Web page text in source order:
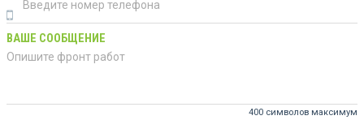
ВАШЕ СООБЩЕНИЕ
400 символов максимум